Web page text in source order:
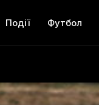
Події Футбол